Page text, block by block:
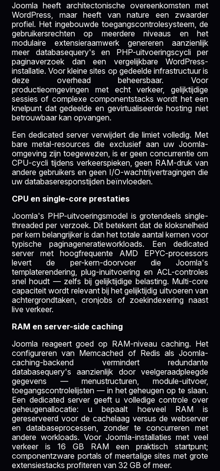
Joomla heeft architectonische overeenkomsten met
WordPress, maar heeft van nature een zwaarder
profiel. Het ingebouwde toegangscontrolesysteem, de
gebruikersrechten op meerdere niveaus en het
modulaire extensieraamwerk genereren aanzienlijk
meer databasequery's en PHP-uitvoeringscycli per
paginaverzoek dan een vergelijkbare WordPress-
installatie. Voor kleine sites op gedeelde infrastructuur is
deze overhead beheersbaar. Voor
productieomgevingen met echt verkeer, gelijktijdige
sessies of complexe componentstacks wordt het een
knelpunt dat gedeelde en gevirtualiseerde hosting niet
betrouwbaar kan opvangen.
Een dedicated server verwijdert die limiet volledig. Met
bare metal-resources die exclusief aan uw Joomla-
omgeving zijn toegewezen, is er geen concurrentie om
CPU-cycli tijdens verkeerspieken, geen RAM-druk van
andere gebruikers en geen I/O-wachtrijvertragingen die
uw databaseresponstijden beïnvloeden.
CPU en single-core prestaties
Joomla's PHP-uitvoeringsmodel is grotendeels single-
threaded per verzoek. Dit betekent dat de kloksnelheid
per kern belangrijker is dan het totale aantal kernen voor
typische paginageneratieworkloads. Een dedicated
server met hoogfrequente AMD EPYC-processors
levert de per-kern-doorvoer die Joomla's
templaterendering, plug-inuitvoering en ACL-controles
snel houdt — zelfs bij gelijktijdige belasting. Multi-core
capaciteit wordt relevant bij het gelijktijdig uitvoeren van
achtergrondtaken, cronjobs of zoekindexering naast
live verkeer.
RAM en server-side caching
Joomla reageert goed op RAM-niveau caching. Het
configureren van Memcached of Redis als Joomla-
caching-backend vermindert redundante
databasequery's aanzienlijk door veelgeraadpleegde
gegevens — menustructuren, module-uitvoer,
toegangscontrolelijsten — in het geheugen op te slaan.
Een dedicated server geeft u volledige controle over
geheugenallocatie: u bepaalt hoeveel RAM is
gereserveerd voor de cachelaag versus de webserver
en databaseprocessen, zonder te concurreren met
andere workloads. Voor Joomla-installaties met veel
verkeer is 16 GB RAM een praktisch startpunt;
componentzware portals of meertalige sites met grote
extensiestacks profiteren van 32 GB of meer.